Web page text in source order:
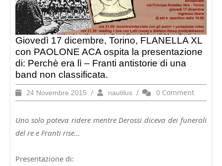
Giovedì 17 dicembre, Torino, FLANELLA XL
con PAOLONE ACA ospita la presentazione
di: Perchè era lì – Franti antistorie di una
band non classificata.
24 Novembre 2015 24
Novembre
/ nautilusnautilus
/ 0 Comment
Uno solo poteva ridere mentre Derossi diceva dei funerali
del re e Franti rise…
Presentazione di: